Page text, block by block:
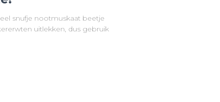
snufje nootmuskaat beetje
uitlekken, dus gebruik